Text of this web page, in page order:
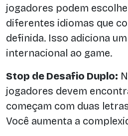
jogadores podem
diferentes idiomas que
definida. Isso adiciona
internacional ao game.
Stop de Desafio Duplo:
jogadores devem
começam com duas
Você aumenta a